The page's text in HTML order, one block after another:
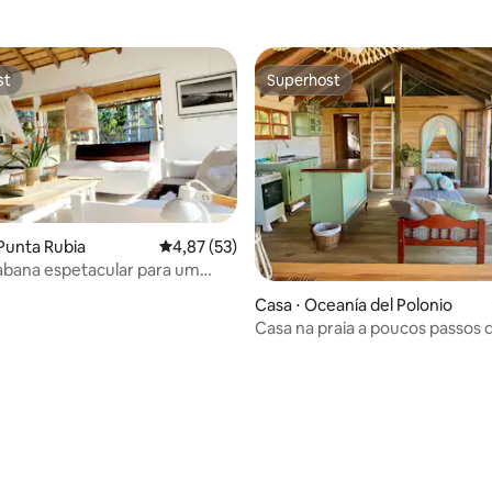
de 5, 10 avaliações
Rubia 4,87 de uma avaliação média de 5, 53
4,87 (53)
espetacular para um
Superhost
Superhost
Casa ⋅ Oceanía del Polonio
Casa na praia a poucos passos